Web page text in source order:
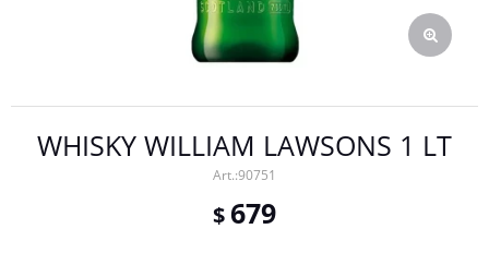
WHISKY WILLIAM LAWSONS 1 LT
90751
$679